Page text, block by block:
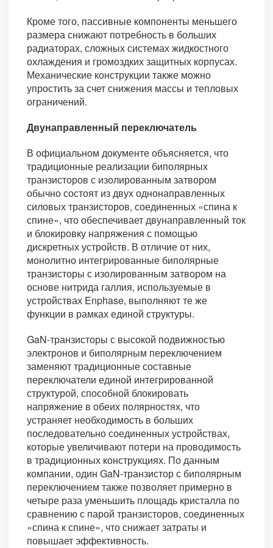
Кроме того, пассивные компоненты меньшего
размера снижают потребность в больших
радиаторах, сложных системах жидкостного
охлаждения и громоздких защитных корпусах.
Механические конструкции также можно
упростить за счет снижения массы и тепловых
ограничений.
Двунаправленный переключатель
В официальном документе объясняется, что
традиционные реализации биполярных
транзисторов с изолированным затвором
обычно состоят из двух однонаправленных
силовых транзисторов, соединенных «спина к
спине», что обеспечивает двунаправленный ток
и блокировку напряжения с помощью
дискретных устройств. В отличие от них,
монолитно интегрированные биполярные
транзисторы с изолированным затвором на
основе нитрида галлия, используемые в
устройствах Enphase, выполняют те же
функции в рамках единой структуры.
GaN-транзисторы с высокой подвижностью
электронов и биполярным переключением
заменяют традиционные составные
переключатели единой интегрированной
структурой, способной блокировать
напряжение в обеих полярностях, что
устраняет необходимость в больших
последовательно соединенных устройствах,
которые увеличивают потери на проводимость
в традиционных конструкциях. По данным
компании, один GaN-транзистор с биполярным
переключением также позволяет примерно в
четыре раза уменьшить площадь кристалла по
сравнению с парой транзисторов, соединенных
«спина к спине», что снижает затраты и
повышает эффективность.